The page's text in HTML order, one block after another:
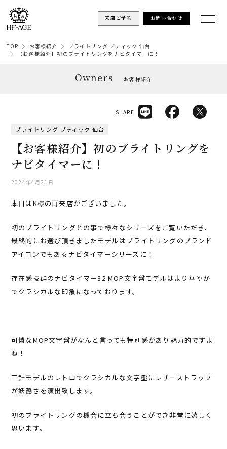
来店ご予約 お問い合わせ
TOP お客様紹介
ブライトリング ブティック 仙台
【お客様紹介】初のブライトリングをナビタイマーに！
Owners お客様紹介
ブライトリング ブティック 仙台
【お客様紹介】初のブライトリングを
ナビタイマーに！
2024年4月21日
SHARE
本日はK様の再来店がございました。
初のブライトリングとの事で様々なシリーズをご覧いただき、
最終的にお選び頂きましたモデルはブライトリングのブランド
アイコンでもあるナビタイマーシリーズに！
存在感抜群のナビタイマー32 MOP文字盤モデルはより華やか
でクラシカルな印象になっております。
可憐なMOP文字盤がなんと言っても特別感があり魅力的ですよ
ね！
三針モデルのレトロでクラシカルな文字盤にレザーストラップ
が妖艶さを演出致します。
初のブライトリングの機会に立ち会うことができ非常に嬉しく
思います。